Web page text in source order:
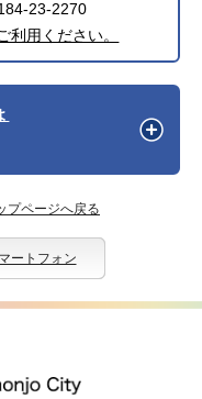
23-2270
利用ください。
プページへ戻る
ートフォン